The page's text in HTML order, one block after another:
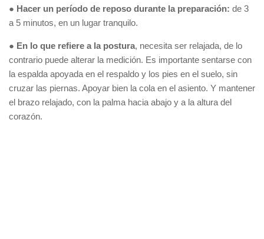
● Hacer un período de reposo durante la preparación: de 3
a 5 minutos, en un lugar tranquilo.
● En lo que refiere a la postura, necesita ser relajada, de lo
contrario puede alterar la medición. Es importante sentarse con
la espalda apoyada en el respaldo y los pies en el suelo, sin
cruzar las piernas. Apoyar bien la cola en el asiento. Y mantener
el brazo relajado, con la palma hacia abajo y a la altura del
corazón.